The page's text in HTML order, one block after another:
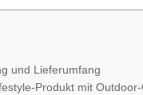
und Lieferumfang
Produkt mit